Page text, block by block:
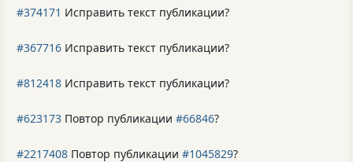
#374171 Исправить текст публикации?
#367716 Исправить текст публикации?
#812418 Исправить текст публикации?
#623173 Повтор публикации #66846?
#2217408 Повтор публикации #1045829?